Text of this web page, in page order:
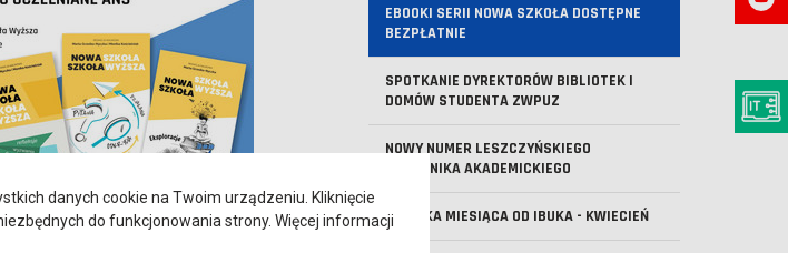
EBOOKI SERII NOWA SZKOŁA DOSTĘPNE
BEZPŁATNIE
SPOTKANIE DYREKTORÓW BIBLIOTEK I
DOMÓW STUDENTA ZWPUZ
NOWY NUMER LESZCZYŃSKIEGO
NOTATNIKA AKADEMICKIEGO
KSIĄŻKA MIESIĄCA OD IBUKA - KWIECIEŃ
danych cookie na Twoim urządzeniu. Kliknięcie
do funkcjonowania strony. Więcej informacji